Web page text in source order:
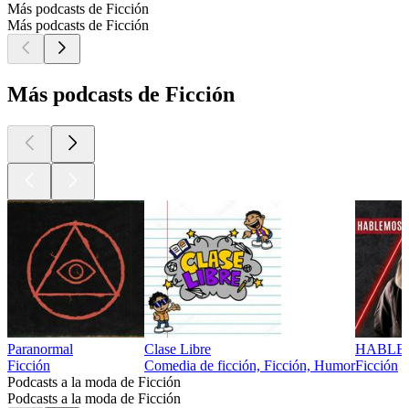
Más podcasts de Ficción
Más podcasts de Ficción
Más podcasts de Ficción
Paranormal
Ficción
Clase Libre
Comedia de ficción, Ficción, HumorFicción
Podcasts a la moda de Ficción
Podcasts a la moda de Ficción